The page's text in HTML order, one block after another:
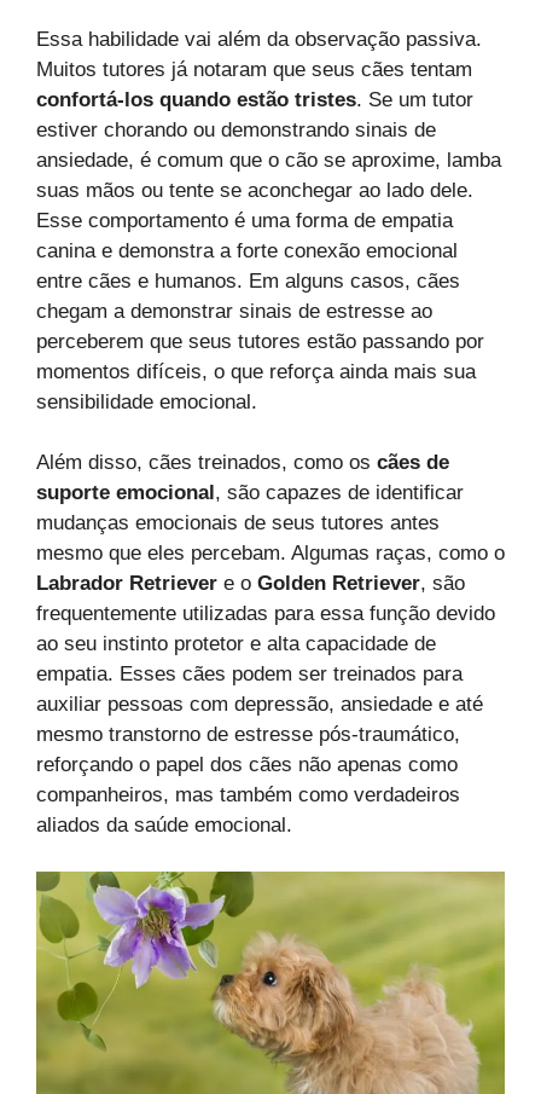
Essa habilidade vai além da observação passiva.
Muitos tutores já notaram que seus cães tentam
confortá-los quando estão tristes. Se um tutor
estiver chorando ou demonstrando sinais de
ansiedade, é comum que o cão se aproxime, lamba
suas mãos ou tente se aconchegar ao lado dele.
Esse comportamento é uma forma de empatia
canina e demonstra a forte conexão emocional
entre cães e humanos. Em alguns casos, cães
chegam a demonstrar sinais de estresse ao
perceberem que seus tutores estão passando por
momentos difíceis, o que reforça ainda mais sua
sensibilidade emocional.
Além disso, cães treinados, como os cães de
suporte emocional, são capazes de identificar
mudanças emocionais de seus tutores antes
mesmo que eles percebam. Algumas raças, como o
Labrador Retriever e o Golden Retriever, são
frequentemente utilizadas para essa função devido
ao seu instinto protetor e alta capacidade de
empatia. Esses cães podem ser treinados para
auxiliar pessoas com depressão, ansiedade e até
mesmo transtorno de estresse pós-traumático,
reforçando o papel dos cães não apenas como
companheiros, mas também como verdadeiros
aliados da saúde emocional.